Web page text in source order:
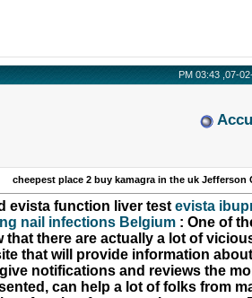
cheepest place 2 buy kamagra in the uk Jefferson
evista function liver test evista
nail infections Belgium : One of
there are actually a lot of
that will provide information
notifications and reviews the
can help a lot of folks from